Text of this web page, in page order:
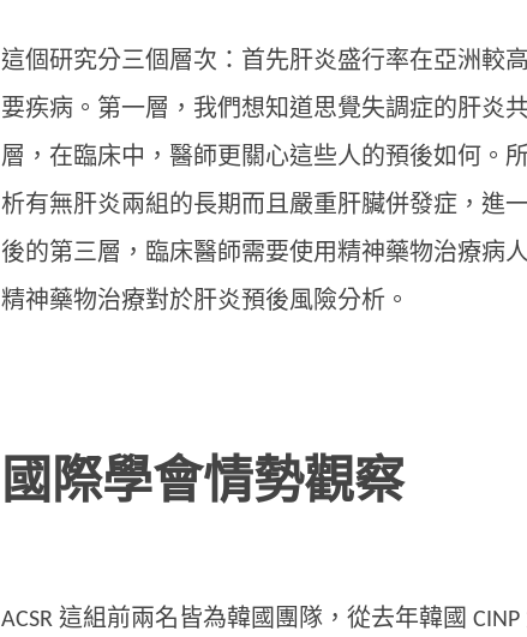
這個研究分三個層次：首先肝炎盛行率在亞洲較
要疾病。第一層，我們想知道思覺失調症的肝炎
層，在臨床中，醫師更關心這些人的預後如何。
析有無肝炎兩組的長期而且嚴重肝臟併發症，進
後的第三層，臨床醫師需要使用精神藥物治療病
精神藥物治療對於肝炎預後風險分析。
國際學會情勢觀察
ACSR 這組前兩名皆為韓國團隊，從去年韓國